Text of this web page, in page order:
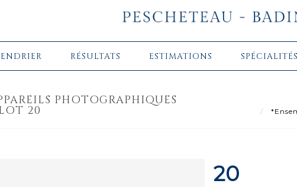
RÉSULTATS ESTIMATIONS SPÉCIALITÉS
PHOTOGRAPHIQUES
20
20